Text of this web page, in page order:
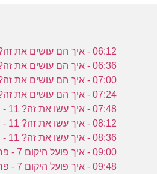
06:12 - איך הם עושים את זה? 14 - פרק 13
06:36 - איך הם עושים את זה? 14 - פרק 14
07:00 - איך הם עושים את זה? 12 - פרק 19
07:24 - איך הם עושים את זה? 12 - פרק 20
07:48 - איך עשו את זה? 11 - פרק 1
08:12 - איך עשו את זה? 11 - פרק 2
08:36 - איך עשו את זה? 11 - פרק 4
09:00 - איך פועל היקום 7 - פרק 3
09:48 - איך פועל היקום 7 - פרק 4